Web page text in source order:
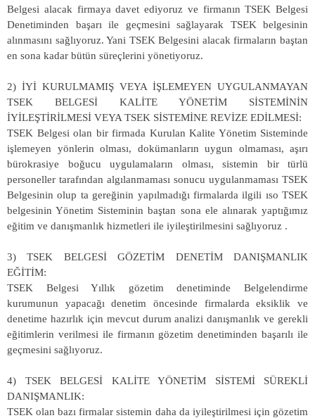
Belgesi alacak firmaya davet ediyoruz ve firmanın TSEK Belgesi
Denetiminden başarı ile geçmesini sağlayarak TSEK belgesinin
alınmasını sağlıyoruz. Yani TSEK Belgesini alacak firmaların baştan
en sona kadar bütün süreçlerini yönetiyoruz.
2) İYİ KURULMAMIŞ VEYA İŞLEMEYEN UYGULANMAYAN
TSEK BELGESİ KALİTE YÖNETİM SİSTEMİNİN
İYİLEŞTİRİLMESİ VEYA TSEK SİSTEMİNE REVİZE EDİLMESİ:
TSEK Belgesi olan bir firmada Kurulan Kalite Yönetim Sisteminde
işlemeyen yönlerin olması, dokümanların uygun olmaması, aşırı
bürokrasiye boğucu uygulamaların olması, sistemin bir türlü
personeller tarafından algılanmaması sonucu uygulanmaması TSEK
Belgesinin olup ta gereğinin yapılmadığı firmalarda ilgili ıso TSEK
belgesinin Yönetim Sisteminin baştan sona ele alınarak yaptığımız
eğitim ve danışmanlık hizmetleri ile iyileştirilmesini sağlıyoruz .
3) TSEK BELGESİ GÖZETİM DENETİM DANIŞMANLIK
EĞİTİM:
TSEK Belgesi Yıllık gözetim denetiminde Belgelendirme
kurumunun yapacağı denetim öncesinde firmalarda eksiklik ve
denetime hazırlık için mevcut durum analizi danışmanlık ve gerekli
eğitimlerin verilmesi ile firmanın gözetim denetiminden başarılı ile
geçmesini sağlıyoruz.
4) TSEK BELGESİ KALİTE YÖNETİM SİSTEMİ SÜREKLİ
DANIŞMANLIK:
TSEK olan bazı firmalar sistemin daha da iyileştirilmesi için gözetim